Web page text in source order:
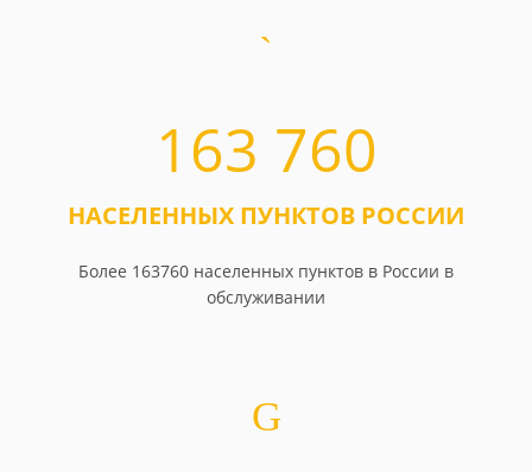
163 760
НАСЕЛЕННЫХ ПУНКТОВ РОССИИ
Более 163760 населенных пунктов в России в
обслуживании